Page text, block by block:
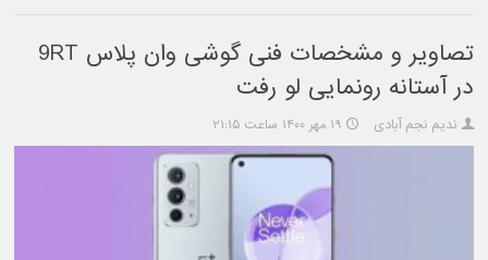
تصاویر و مشخصات فنی گوشی وان پلاس 9RT
در آستانه رونمایی لو رفت
ندیم نجم آبادی ۱۹ مهر ۱۴۰۰ ساعت ۲۱:۱۵